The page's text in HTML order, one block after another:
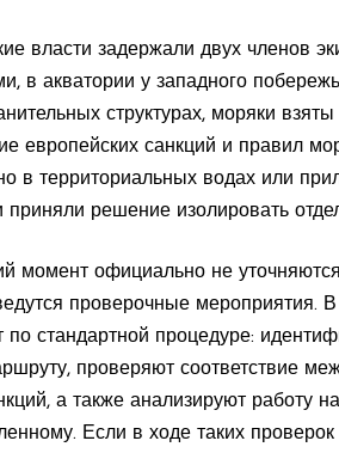
власти задержали двух членов
в акватории у западного
структурах, моряки
европейских санкций и правил
в территориальных водах или
приняли решение изолировать
момент официально не
проверочные мероприятия.
по стандартной процедуре:
проверяют соответствие
а также анализируют работу
Если в ходе таких